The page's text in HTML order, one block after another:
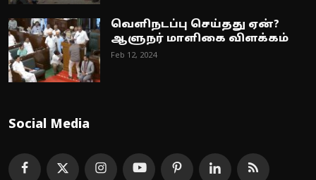
வெளிநடப்பு செய்தது ஏன்?
ஆளுநர் மாளிகை விளக்கம்
Feb 12, 2024
Social Media